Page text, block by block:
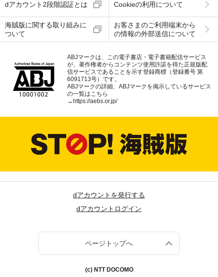
dアカウント2段階認証とは Cookieの利用について
海賊版に関する取り組みに
ついて
お客さまのご利用端末から
の情報の外部送信について
ABJマークは、この電子書店・電子書籍配信サービス
が、著作権者からコンテンツ使用許諾を得た正規版配
信サービスであることを示す登録商標（登録番号 第
6091713号）です。
ABJマークの詳細、ABJマークを掲示しているサービス
の一覧はこちら
→ https://aebs.or.jp/
dアカウントを発行する
dアカウントログイン
ページトップへ
(c) NTT DOCOMO